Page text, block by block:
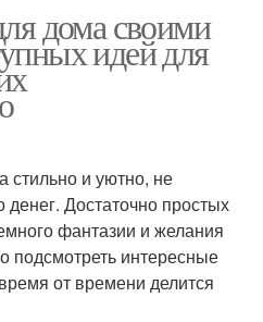
дома своими
идей для
стильно и уютно, не
денег. Достаточно простых
фантазии и желания
подсмотреть интересные
от времени делится